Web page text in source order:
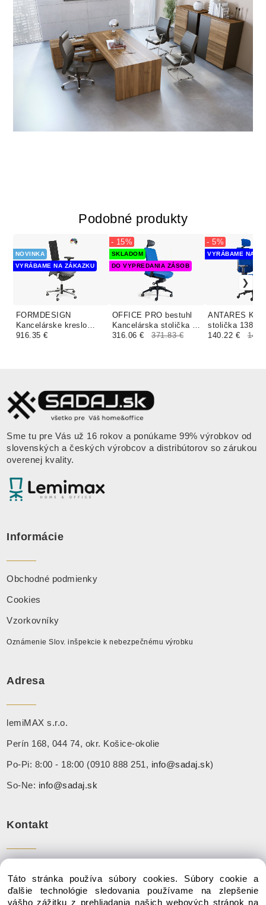
Podobné produkty
FORMDESIGN
Kancelárske kreslo
FIEROTEC UNA
NOVINKA
VYRÁBAME NA ZÁKAZKU
916.35 €
OFFICE PRO bestuhl
Kancelárska stolička J2
BLACK SP modrá
SKLADOM
DO VYPREDANIA ZÁSOB
- 15%
316.06 € 371.83 €
ANTARES
stolička 1380
čalúnenie
VYRÁBAME NA
- 5%
140.22 €
Sme tu pre Vás už 16 rokov a ponúkame 99% výrobkov od
slovenských a českých výrobcov a distribútorov so zárukou
overenej kvality.
Informácie
Obchodné podmienky
Cookies
Vzorkovníky
Oznámenie Slov. inšpekcie k nebezpečnému výrobku
Adresa
lemiMAX s.r.o.
Perín 168, 044 74, okr. Košice-okolie
Po-Pi: 8:00 - 18:00 (0910 888 251, info@sadaj.sk)
So-Ne: info@sadaj.sk
Kontakt
Mail:info@sadaj.sk
Táto stránka používa súbory cookies. Súbory cookie a
ďalšie technológie sledovania používame na zlepšenie
vášho zážitku z prehliadania našich webových stránok na